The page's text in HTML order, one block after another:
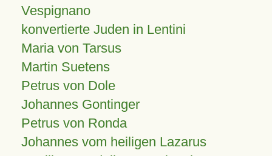
Vespignano
konvertierte Juden in Lentini
Maria von Tarsus
Martin Suetens
Petrus von Dole
Johannes Gontinger
Petrus von Ronda
Johannes vom heiligen Lazarus